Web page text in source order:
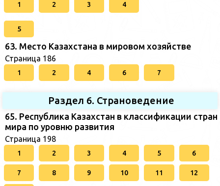
1 2 3 4
5
63. Место Казахстана в мировом хозяйстве
Страница 186
1 2 4 6 7
Раздел 6. Страноведение
65. Республика Казахстан в классификации стран
мира по уровню развития
Страница 198
1 2 3 4 5 6
7 8 9 10 11 12